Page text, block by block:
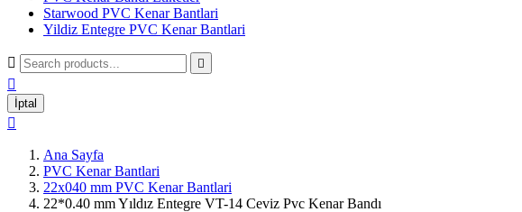
Starwood PVC Kenar Bantlari
Yildiz Entegre PVC Kenar Bantlari
 

İptal

Ana Sayfa
PVC Kenar Bantlari
22x040 mm PVC Kenar Bantlari
22*0.40 mm Yıldız Entegre VT-14 Ceviz Pvc Kenar Bandı